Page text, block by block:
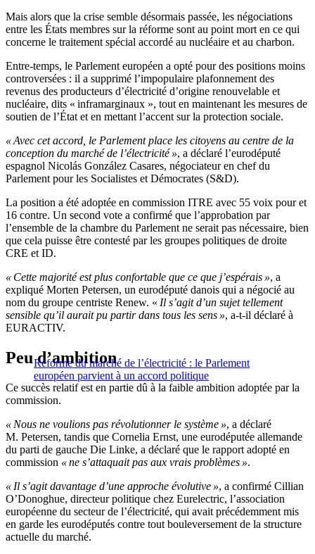
Mais alors que la crise semble désormais passée, les négociations
entre les États membres sur la réforme sont au point mort en ce qui
concerne le traitement spécial accordé au nucléaire et au charbon.
Entre-temps, le Parlement européen a opté pour des positions moins
controversées : il a supprimé l’impopulaire plafonnement des
revenus des producteurs d’électricité d’origine renouvelable et
nucléaire, dits « inframarginaux », tout en maintenant les mesures de
soutien de l’État et en mettant l’accent sur la protection sociale.
« Avec cet accord, le Parlement place les citoyens au centre de la
conception du marché de l’électricité », a déclaré l’eurodéputé
espagnol Nicolás González Casares, négociateur en chef du
Parlement pour les Socialistes et Démocrates (S&D).
La position a été adoptée en commission ITRE avec 55 voix pour et
16 contre. Un second vote a confirmé que l’approbation par
l’ensemble de la chambre du Parlement ne serait pas nécessaire, bien
que cela puisse être contesté par les groupes politiques de droite
CRE et ID.
« Cette majorité est plus confortable que ce que j’espérais », a
expliqué Morten Petersen, un eurodéputé danois qui a négocié au
nom du groupe centriste Renew. « Il s’agit d’un sujet tellement
sensible qu’il aurait pu partir dans tous les sens », a-t-il déclaré à
EURACTIV.
Réforme du marché de l’électricité : le Parlement
européen parvient à un accord politique
Peu d’ambition
Ce succès relatif est en partie dû à la faible ambition adoptée par la
commission.
« Nous ne voulions pas révolutionner le système », a déclaré
M. Petersen, tandis que Cornelia Ernst, une eurodéputée allemande
du parti de gauche Die Linke, a déclaré que le rapport adopté en
commission « ne s’attaquait pas aux vrais problèmes ».
« Il s’agit davantage d’une approche évolutive », a confirmé Cillian
O’Donoghue, directeur politique chez Eurelectric, l’association
européenne du secteur de l’électricité, qui avait précédemment mis
en garde les eurodéputés contre tout bouleversement de la structure
actuelle du marché.